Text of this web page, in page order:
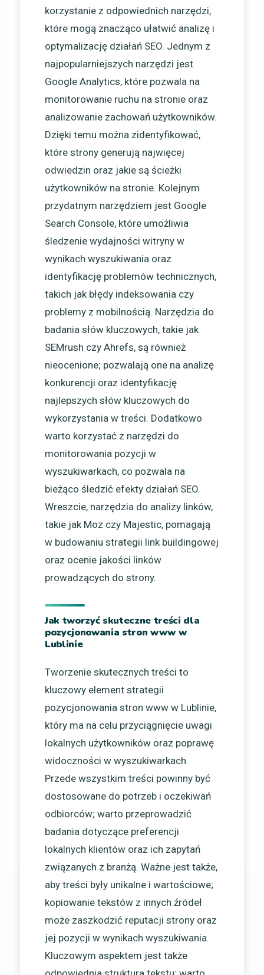
korzystanie z odpowiednich narzędzi,
które mogą znacząco ułatwić analizę i
optymalizację działań SEO. Jednym z
najpopularniejszych narzędzi jest
Google Analytics, które pozwala na
monitorowanie ruchu na stronie oraz
analizowanie zachowań użytkowników.
Dzięki temu można zidentyfikować,
które strony generują najwięcej
odwiedzin oraz jakie są ścieżki
użytkowników na stronie. Kolejnym
przydatnym narzędziem jest Google
Search Console, które umożliwia
śledzenie wydajności witryny w
wynikach wyszukiwania oraz
identyfikację problemów technicznych,
takich jak błędy indeksowania czy
problemy z mobilnością. Narzędzia do
badania słów kluczowych, takie jak
SEMrush czy Ahrefs, są również
nieocenione; pozwalają one na analizę
konkurencji oraz identyfikację
najlepszych słów kluczowych do
wykorzystania w treści. Dodatkowo
warto korzystać z narzędzi do
monitorowania pozycji w
wyszukiwarkach, co pozwala na
bieżąco śledzić efekty działań SEO.
Wreszcie, narzędzia do analizy linków,
takie jak Moz czy Majestic, pomagają
w budowaniu strategii link buildingowej
oraz ocenie jakości linków
prowadzących do strony.
Jak tworzyć skuteczne treści dla
pozycjonowania stron www w
Lublinie
Tworzenie skutecznych treści to
kluczowy element strategii
pozycjonowania stron www w Lublinie,
który ma na celu przyciągnięcie uwagi
lokalnych użytkowników oraz poprawę
widoczności w wyszukiwarkach.
Przede wszystkim treści powinny być
dostosowane do potrzeb i oczekiwań
odbiorców; warto przeprowadzić
badania dotyczące preferencji
lokalnych klientów oraz ich zapytań
związanych z branżą. Ważne jest także,
aby treści były unikalne i wartościowe;
kopiowanie tekstów z innych źródeł
może zaszkodzić reputacji strony oraz
jej pozycji w wynikach wyszukiwania.
Kluczowym aspektem jest także